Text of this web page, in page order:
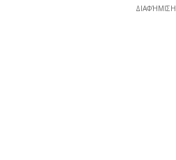
ΔΙΑΦΉΜΙΣΗ